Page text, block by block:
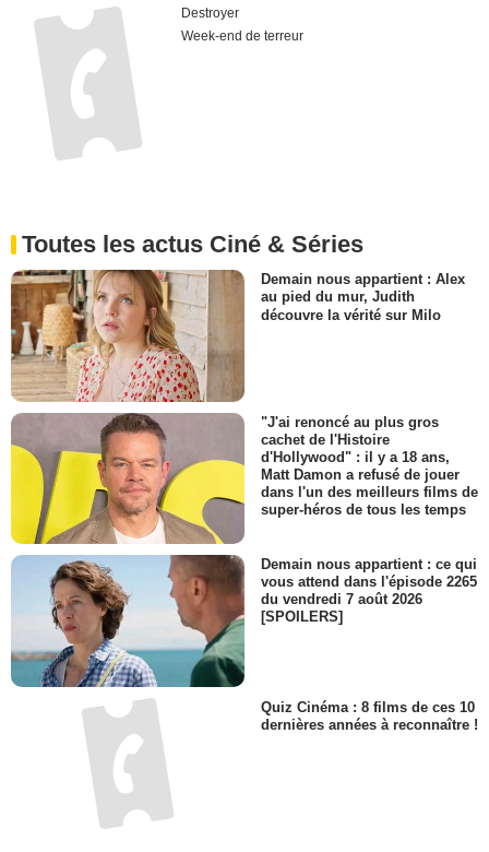
Destroyer
Week-end de terreur
Toutes les actus Ciné & Séries
Demain nous appartient : Alex
au pied du mur, Judith
découvre la vérité sur Milo
"J'ai renoncé au plus gros
cachet de l'Histoire
d'Hollywood" : il y a 18 ans,
Matt Damon a refusé de jouer
dans l'un des meilleurs films de
super-héros de tous les temps
Demain nous appartient : ce qui
vous attend dans l'épisode 2265
du vendredi 7 août 2026
[SPOILERS]
Quiz Cinéma : 8 films de ces 10
dernières années à reconnaître !